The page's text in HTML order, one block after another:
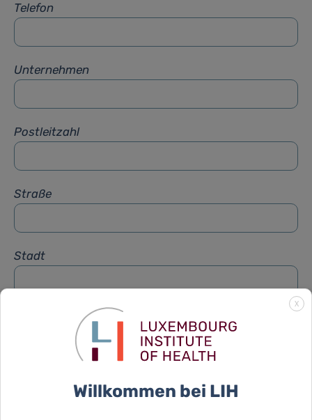
Telefon
Unternehmen
Postleitzahl
Straße
Stadt
X
Willkommen bei LIH